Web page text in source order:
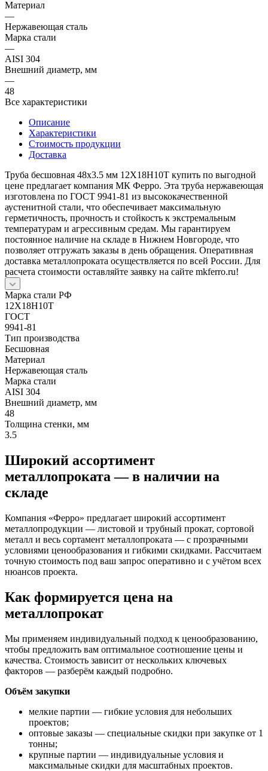
Материал
—
Нержавеющая сталь
Марка стали
—
AISI 304
Внешний диаметр, мм
—
48
Все характеристики
Описание
Характеристики
Стоимость продукции
Доставка
Труба бесшовная 48х3.5 мм 12Х18Н10Т купить по выгодной
цене предлагает компания МК Ферро. Эта труба нержавеющая
изготовлена по ГОСТ 9941-81 из высококачественной
аустенитной стали, что обеспечивает максимальную
герметичность, прочность и стойкость к экстремальным
температурам и агрессивным средам. Мы гарантируем
постоянное наличие на складе в Нижнем Новгороде, что
позволяет отгружать заказы в день обращения. Оперативная
доставка металлопроката осуществляется по всей России. Для
расчета стоимости оставляйте заявку на сайте mkferro.ru!
Марка стали РФ
12Х18Н10Т
ГОСТ
9941-81
Тип производства
Бесшовная
Материал
Нержавеющая сталь
Марка стали
AISI 304
Внешний диаметр, мм
48
Толщина стенки, мм
3.5
Широкий ассортимент
металлопроката — в наличии на
складе
Компания «Ферро» предлагает широкий ассортимент
металлопродукции — листовой и трубный прокат, сортовой
металл и весь сортамент металлопроката — с прозрачными
условиями ценообразования и гибкими скидками. Рассчитаем
точную стоимость под ваш запрос оперативно и с учётом всех
нюансов проекта.
Как формируется цена на
металлопрокат
Мы применяем индивидуальный подход к ценообразованию,
чтобы предложить вам оптимальное соотношение цены и
качества. Стоимость зависит от нескольких ключевых
факторов — разберём каждый подробно.
Объём закупки
мелкие партии — гибкие условия для небольших
проектов;
оптовые заказы — специальные скидки при закупке от 1
тонны;
крупные партии — индивидуальные условия и
максимальные скидки для масштабных проектов.